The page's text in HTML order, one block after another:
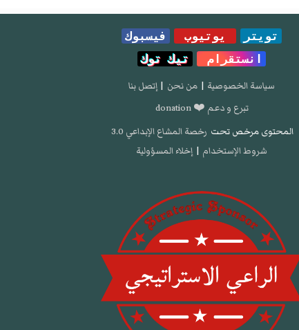
تويتر يوتيوب
فيسبوك
انستقرام
تيك توك
سياسة الخصوصية | من نحن | إتصل بنا
تبرع و دعم ❤️ donation
المحتوى مرخص تحت رخصة المشاع الإبداعي 3.0
شروط الإستخدام | إخلاء المسؤولية